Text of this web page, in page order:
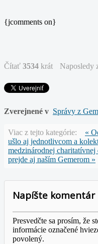
{jcomments on}
Čítať 3534 krát Naposledy
Zverejnené v Správy z
Viac z tejto kategórie:
«
ušlo aj jednotlivcom a
medzinárodnej
prejde aj naším Gemerom »
Napíšte komentár
Presvedčte sa prosím, že
informácie označené
povolený.